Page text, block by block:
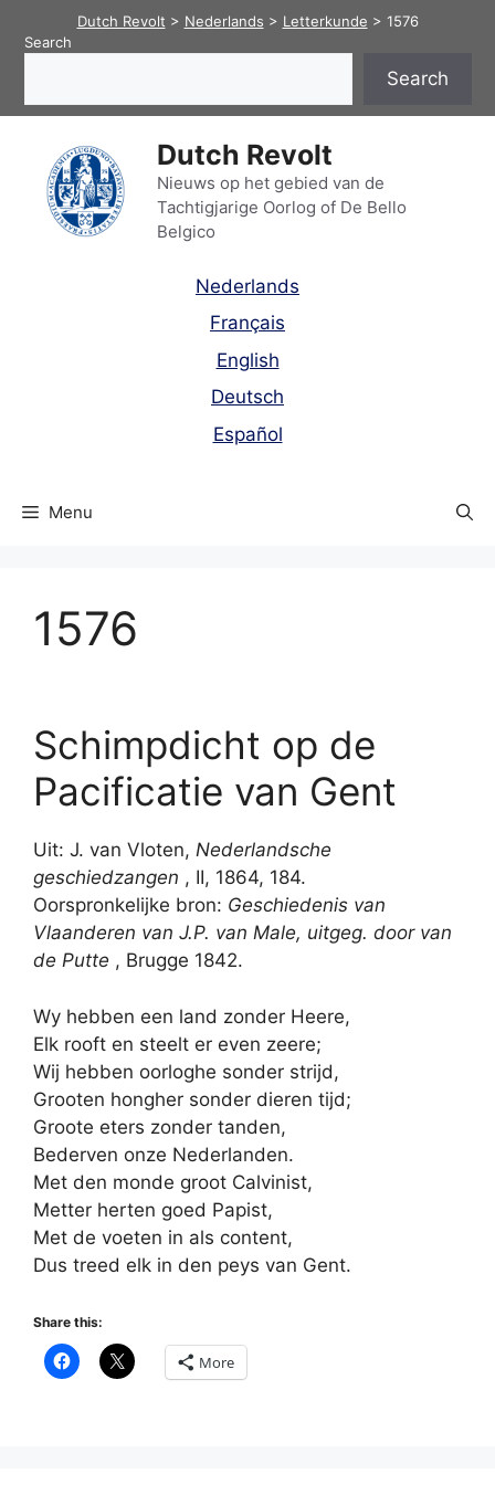
Dutch Revolt > Nederlands > Letterkunde > 1576
Search
Search
Dutch Revolt
Nieuws op het gebied van de
Tachtigjarige Oorlog of De Bello
Belgico
Nederlands
Français
English
Deutsch
Español
Menu
1576
Schimpdicht op de
Pacificatie van Gent
Uit: J. van Vloten, Nederlandsche
geschiedzangen , II, 1864, 184.
Oorspronkelijke bron: Geschiedenis van
Vlaanderen van J.P. van Male, uitgeg. door van
de Putte , Brugge 1842.
Wy hebben een land zonder Heere,
Elk rooft en steelt er even zeere;
Wij hebben oorloghe sonder strijd,
Grooten hongher sonder dieren tijd;
Groote eters zonder tanden,
Bederven onze Nederlanden.
Met den monde groot Calvinist,
Metter herten goed Papist,
Met de voeten in als content,
Dus treed elk in den peys van Gent.
Share this:
More